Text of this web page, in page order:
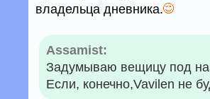
владельца дневника.
Assamist:
Задумываю вещицу под
Если, конечно,Vavilen не